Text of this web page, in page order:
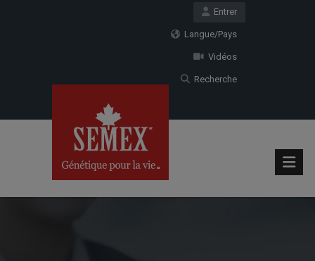
Entrer
Langue/Pays
Vidéos
Recherche